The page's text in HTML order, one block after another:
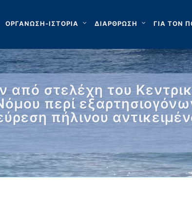
ΟΡΓΑΝΩΣΗ-ΙΣΤΟΡΙΑ ΔΙΑΡΘΡΩΣΗ ΓΙΑ ΤΟΝ
στελέχη του
περί
πήλινου